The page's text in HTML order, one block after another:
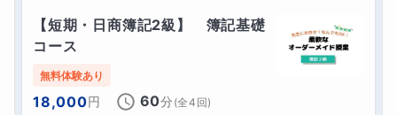
【短期・日商簿記2級】　簿記基礎
コース
無料体験あり
18,000円 60分 (全4 回)